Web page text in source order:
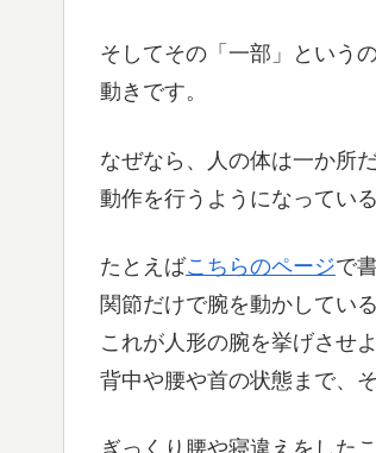
そしてその「一部」という
動きです。
なぜなら、人の体は一か所
動作を行うようになっている
たとえばこちらのページで
関節だけで腕を動かしてい
これが人形の腕を挙げさせ
背中や腰や首の状態まで、
ぎっくり腰や寝違えをした